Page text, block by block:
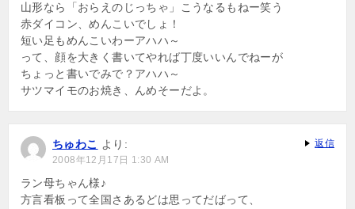
山形なら「おらえのじっちゃ」こうなるもねー笑う
赤ダイコン、めんこいでしょ！
短い足もめんこいわーアハハ～
って、顔を大きく書いてやれば丁度いいんでねーが
ちょっと書いでみで？アハハ～
サツマイモのお焼き、んめそーだよ。
ちゅわこ より:
2008年12月17日 1:30 AM
ラン母ちゃん様♪
方言看板って全国さあるどは思ってだばって、
返信